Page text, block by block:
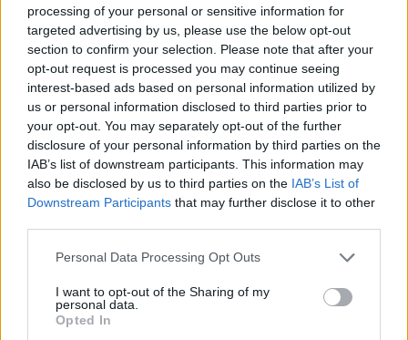
processing of your personal or sensitive information for
targeted advertising by us, please use the below opt-out
section to confirm your selection. Please note that after your
opt-out request is processed you may continue seeing
interest-based ads based on personal information utilized by
us or personal information disclosed to third parties prior to
your opt-out. You may separately opt-out of the further
disclosure of your personal information by third parties on the
IAB’s list of downstream participants. This information may
also be disclosed by us to third parties on the IAB’s List of
Downstream Participants that may further disclose it to other
Please note that this website/app uses one or more Google
not limited to your visit or usage behaviour. You may click to
grant or deny consent to Google and its third-party tags to
use your data for below specified purposes in below Google
Personal Data Processing Opt Outs
I want to opt-out of the Sharing of my
personal data.
Opted In
ΕΛΛΑΔΑ
Υπόθεση Μarfin: Στην Ελλάδα φτάνει η 46χρονη
που είχε συλληφθεί στο Λονδίνο
6/08/2026 - 9:30πμ